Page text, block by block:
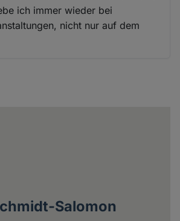
ich immer wieder bei
nicht nur auf dem
Salomon